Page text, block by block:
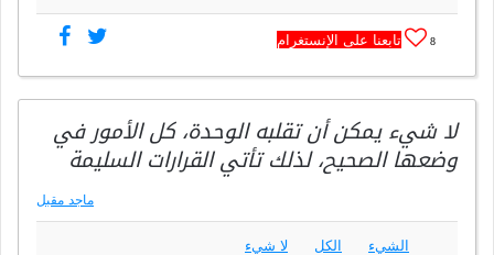
8 تابعنا على الإنستغرام
لا شيء يمكن أن تقلبه الوحدة، كل الأمور في
وضعها الصحيح، لذلك تأتي القرارات السليمة
ماجد مقبل
الشيء الكل لا شيء